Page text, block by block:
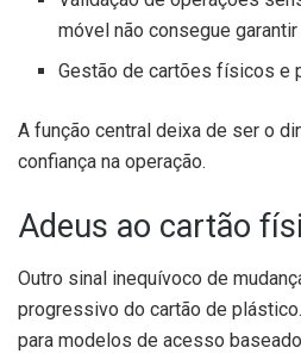
móvel não consegue
Gestão de cartões físicos e
A função central deixa de ser o
confiança na operação.
Adeus ao cartão
Outro sinal inequívoco de
progressivo do cartão de
para modelos de acesso